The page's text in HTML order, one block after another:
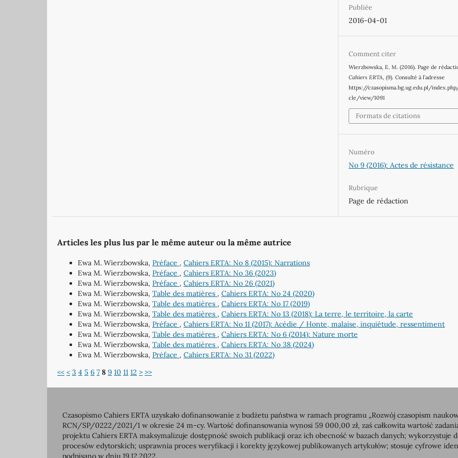
Publiée
2016-04-01
Comment citer
Wierzbowska, E. M. (2016). Page de
Cahiers ERTA, (9). Consulté à l’adresse
https://czasopisma.bg.ug.edu.pl/
cle/view/1091
Formats de citations
Numéro
No 9 (2016): Actes de résistance
Rubrique
Page de rédaction
Articles les plus lus par le même auteur ou la même autrice
Ewa M. Wierzbowska, Préface , Cahiers ERTA: No 8 (2015): Narrations
Ewa M. Wierzbowska, Préface , Cahiers ERTA: No 36 (2023)
Ewa M. Wierzbowska, Préface , Cahiers ERTA: No 26 (2021)
Ewa M. Wierzbowska, Table des matières , Cahiers ERTA: No 24 (2020)
Ewa M. Wierzbowska, Table des matières , Cahiers ERTA: No 17 (2019)
Ewa M. Wierzbowska, Table des matières , Cahiers ERTA: No 13 (2018): La terre, le territoire, la carte
Ewa M. Wierzbowska, Préface , Cahiers ERTA: No 11 (2017): Acédie / Honte, malaise, inquiétude, ressentiment
Ewa M. Wierzbowska, Table des matières , Cahiers ERTA: No 6 (2014): Nature morte
Ewa M. Wierzbowska, Table des matières , Cahiers ERTA: No 38 (2024)
Ewa M. Wierzbowska, Préface , Cahiers ERTA: No 31 (2022)
<< < 3 4 5 6 7 8 9 10 11 12 > >>
Czasopismo Cahiers ERTA uzyskało dofinansowanie z budżetu państwa w ramach programu „Rozwój czasopism
RCN/SP/0222/2021/1 w okresie 24 m-cy. Wartość dofinansowania wynosi 59 000,00 zł, zaś całkowita wartość
projektu Cahiers ERTA maksymalizuje dostępność swoich publikacji oraz ich obecność w bazach danych;
procesów edytorskich; usprawnia proces weryfikacji i korekty językowej publikowanych artykułów; stosuje cyfrowe
podpisano w dniu 19.12.2022.